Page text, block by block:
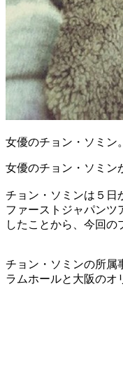
女優のチョン・ソミン。
女優のチョン・ソミン
チョン・ソミンは５
ファーストジャパンツ
したことから、今回の
チョン・ソミンの所属
ラムホールと大阪のオ